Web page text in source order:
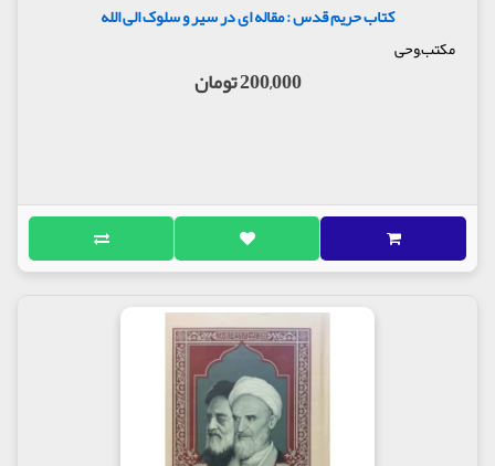
کتاب حریم قدس : مقاله ای در سیر و سلوک الی الله
مکتب,وحی
200,000 تومان